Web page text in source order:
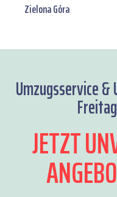
Zielona Góra
Umzugsservice
JETZT